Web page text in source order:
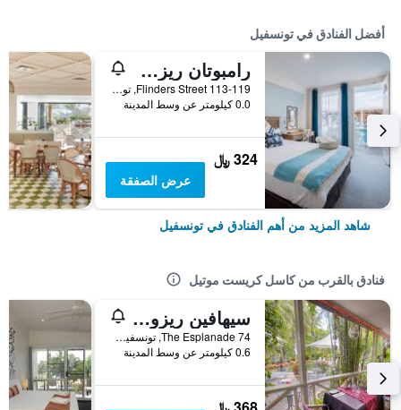
أفضل الفنادق في تونسفيل
رامبوتان ريزورت
113-119 Flinders Street, تونسفيل, QLD, أستراليا
0.0 كيلومتر عن وسط المدينة
324 ﷼
عرض الصفقة
شاهد المزيد من أهم الفنادق في تونسفيل
فنادق بالقرب من كاسل كريست موتيل
سيهافين ريزورت
74 The Esplanade, تونسفيل, QLD, أستراليا
0.6 كيلومتر عن وسط المدينة